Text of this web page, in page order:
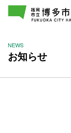
NEWS
お知らせ